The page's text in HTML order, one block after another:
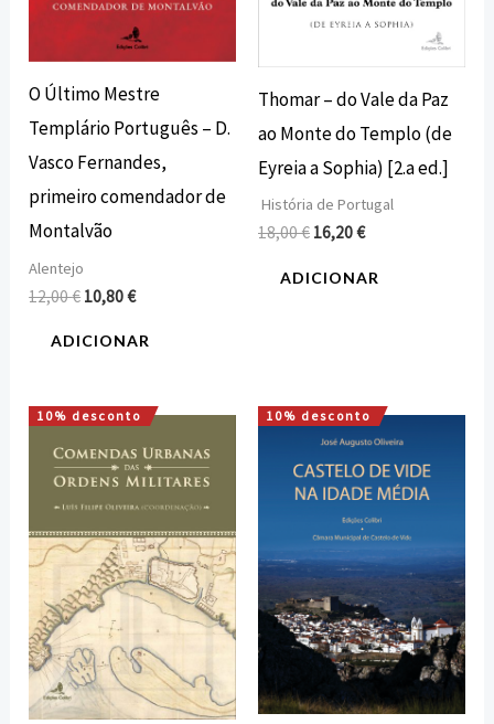
O Último Mestre
Templário Português – D.
Vasco Fernandes,
primeiro comendador de
Montalvão
Alentejo
12,00€ 10,80€
ADICIONAR
Thomar – do Vale da Paz
ao Monte do Templo (de
Eyreia a Sophia) [2.a ed.]
História de Portugal
18,00€ 16,20€
ADICIONAR
10% desconto
O
preço
original
era:
16,00 €.
O
preço
atual
é:
14,40 €.
10% desconto
O
preço
original
era:
O
preço
atual
é: